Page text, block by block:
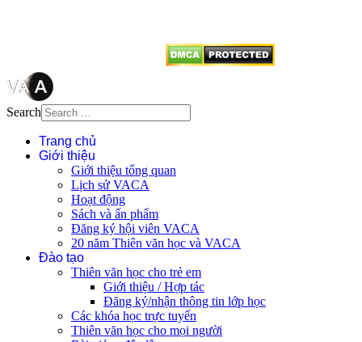
Search
Trang chủ
Giới thiệu
Giới thiệu tổng quan
Lịch sử VACA
Hoạt động
Sách và ấn phẩm
Đăng ký hội viên VACA
20 năm Thiên văn học và VACA
Đào tạo
Thiên văn học cho trẻ em
Giới thiệu / Hợp tác
Đăng ký/nhận thông tin lớp học
Các khóa học trực tuyến
Thiên văn học cho mọi người